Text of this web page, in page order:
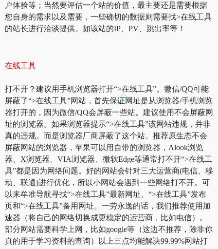
户体验等；当然要评估一个站的价值，最主要还是需要根据
您自身的需求以及需要，一些确切的数据则需要找>在线工具
的站长进行洽谈提供。如该站的IP、PV、跳出率等！
在线工具
打不开？建议用手机浏览器打开“>在线工具”。微信/QQ可能
屏蔽了“>在线工具”网站，首先保证网址是从浏览器/手机浏览
器打开的，因为微信/QQ会屏蔽一些站。建议使用不会屏蔽网
址的浏览器。如果浏览器提示“>在线工具”该网站违规，并非
真的违规。而是浏览器厂商屏蔽了这个站。推荐原生态不会
屏蔽网站的浏览器，苹果可以用自带的浏览器，Alook浏览
器、X浏览器、VIA浏览器、微软Edge等通常打不开“>在线工
具”都是因为网络问题。好的网站会针对三大运营商(电信、移
动、联通)进行优化，所以小网站会遇到一些网络打不开。可
以来牟准导航寻找“>在线工具”最新网址、“>在线工具”发布
页和“>在线工具”备用网址。一劳永逸的话，我们推荐使用加
速器（将自己的网络切换成更稳定的运营商，比如电信）。
部分网站需要科学上网，比如google等（这边不推荐，除非你
真的用于学习资料的查询）以上三点均能解决99.99%网站打